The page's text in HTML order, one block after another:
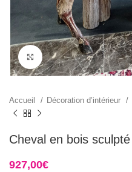
Click to enlarge
Accueil Décoration d’intérieur
Cheval en bois sculpté
927,00€